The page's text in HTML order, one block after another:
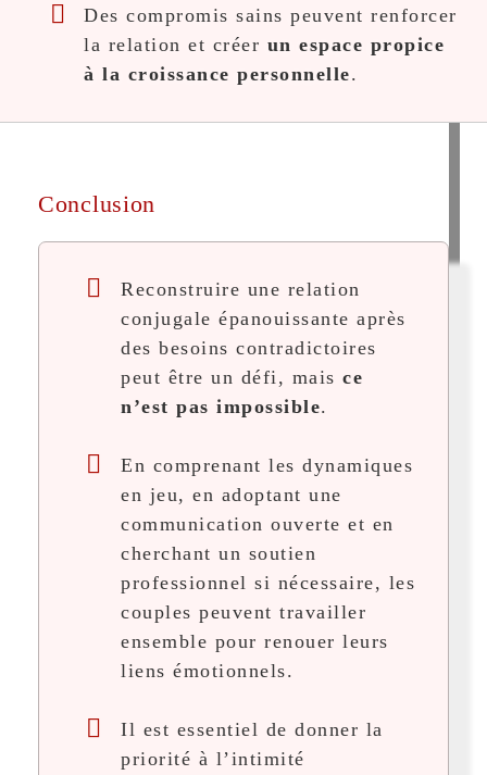
Des compromis sains peuvent renforcer
la relation et créer un espace propice
à la croissance personnelle.
Conclusion
Reconstruire une relation
conjugale épanouissante après
des besoins contradictoires
peut être un défi, mais ce
n’est pas impossible.
En comprenant les dynamiques
en jeu, en adoptant une
communication ouverte et en
cherchant un soutien
professionnel si nécessaire, les
couples peuvent travailler
ensemble pour renouer leurs
liens émotionnels.
Il est essentiel de donner la
priorité à l’intimité